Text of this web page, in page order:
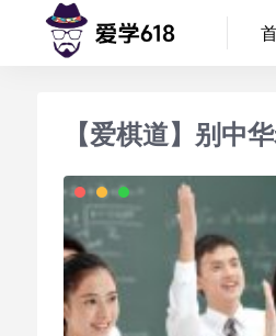
【爱棋道】别中